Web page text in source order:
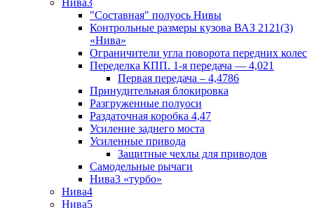
Нива3
"Составная" полуось Нивы
Контрольные размеры кузова ВАЗ 2121(3)
«Нива»
Ограничители угла поворота передних колес
Переделка КПП. 1-я передача — 4,021
Первая передача – 4,4786
Принудительная блокировка
Разгруженные полуоси
Раздаточная коробка 4,47
Усиление заднего моста
Усиленные привода
Защитные чехлы для приводов
Самодельные рычаги
Нива3 «турбо»
Нива4
Нива5